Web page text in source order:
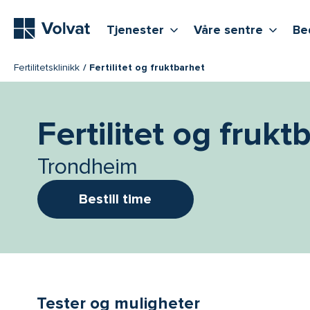
Tjenester Vis flere undernivåer
Våre sentre Vis
Fertilitetsklinikk Fertilitet og fruktbarhet
Fertilitet og
Trondheim
Bestill time
Tester og muligheter